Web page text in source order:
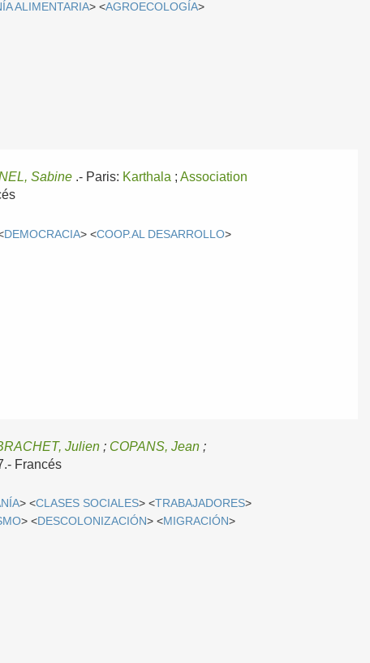
ALIMENTARIA> <AGROECOLOGÍA>
Sabine .- Paris: Karthala ;Association
DEMOCRACIA> <COOP.AL DESARROLLO>
Julien ; COPANS, Jean ;
Francés
> <CLASES SOCIALES> <TRABAJADORES>
> <DESCOLONIZACIÓN> <MIGRACIÓN>